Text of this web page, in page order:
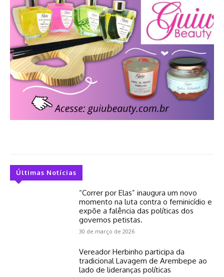
Últimas Notícias
“Correr por Elas” inaugura um novo
momento na luta contra o feminicídio e
expõe a falência das políticas dos
governos petistas.
30 de março de 2026
Vereador Herbinho participa da
tradicional Lavagem de Arembepe ao
lado de lideranças políticas